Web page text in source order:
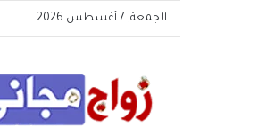
الجمعة, 7 أغسطس 2026